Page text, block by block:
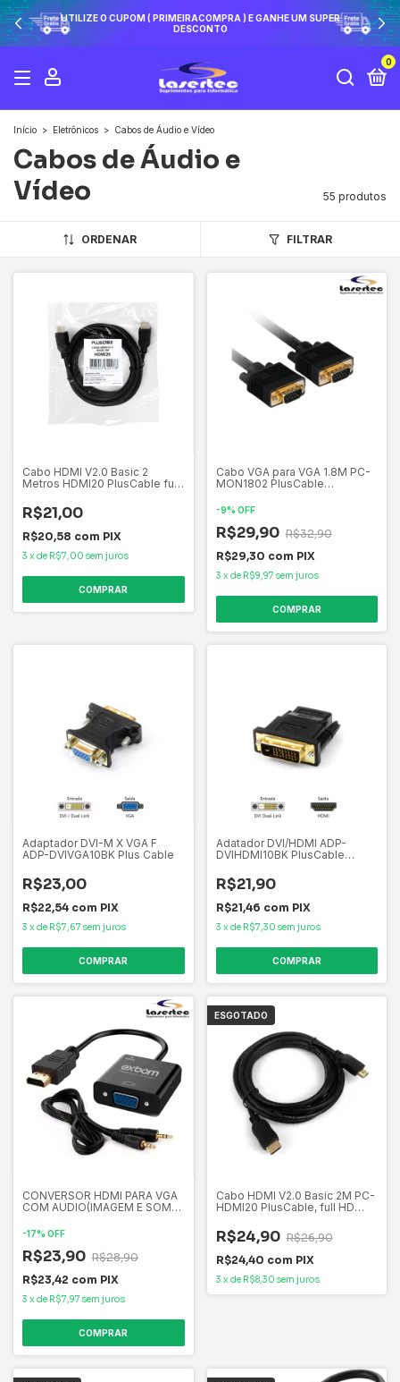
UTILIZE O CUPOM ( PRIMEIRACOMPRA ) E GANHE UM SUPER
DESCONTO
0
Início > Eletrônicos > Cabos de Áudio e Vídeo
Cabos de Áudio e
Vídeo
55 produtos
ORDENAR FILTRAR
Cabo HDMI V2.0 Basic 2
Metros HDMI20 PlusCable full
proteção contra ruídos de EMI
e RFI
R$21,00
R$20,58 com PIX
3 x de R$7,00 sem juros
Cabo VGA para VGA 1.8M PC-
MON1802 PlusCable
Tensão 30V
-9% OFF
R$29,90 R$32,90
R$29,30 com PIX
3 x de R$9,97 sem juros
Adaptador DVI-M X VGA F
ADP-DVIVGA10BK Plus Cable
R$23,00
R$22,54 com PIX
3 x de R$7,67 sem juros
Adatador DVI/HDMI ADP-
DVIHDMI10BK PlusCable
banhado à ouro
R$21,90
R$21,46 com PIX
3 x de R$7,30 sem juros
CONVERSOR HDMI PARA VGA
COM AUDIO(IMAGEM E SOM)
-17% OFF
R$23,90 R$28,90
R$23,42 com PIX
3 x de R$7,97 sem juros
ESGOTADO
Cabo HDMI V2.0 Basic 2M PC-
HDMI20 PlusCable, full HD
Conectores banhados a ouro
R$24,90 R$26,90
R$24,40 com PIX
3 x de R$8,30 sem juros